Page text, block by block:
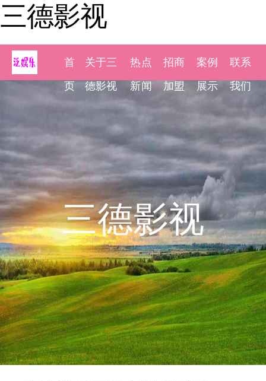
三德影视
首
页
关于三
德影视
热点
新闻
招商
加盟
案例
展示
联系
我们
三德影视